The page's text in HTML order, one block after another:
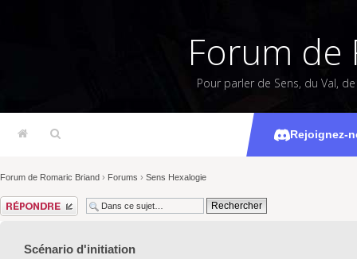
Forum de
Pour parler de Sens, du Val,
Rejoignez-
Forum de Romaric Briand › Forums › Sens Hexalogie
Répondre
Scénario d'initiation